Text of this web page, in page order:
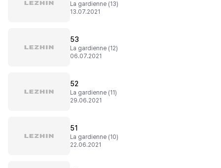
La gardienne (13)
13.07.2021
53
La gardienne (12)
06.07.2021
52
La gardienne (11)
29.06.2021
51
La gardienne (10)
22.06.2021